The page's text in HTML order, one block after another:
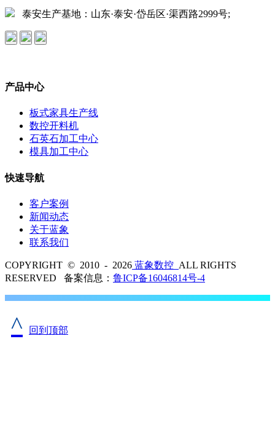
泰安生产基地：山东·泰安·岱岳区·渠西路2999号;
产品中心
板式家具生产线
数控开料机
石英石加工中心
模具加工中心
快速导航
客户案例
新闻动态
关于蓝象
联系我们
COPYRIGHT © 2010 - 2026 蓝象数控 ALL RIGHTS
RESERVED 备案信息： 鲁ICP备16046814号-4
^ 回到顶部